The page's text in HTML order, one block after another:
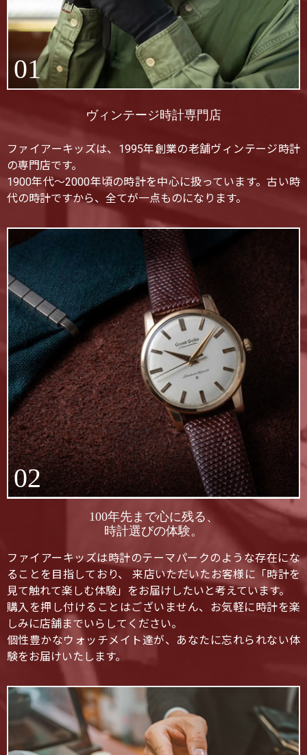
01
ヴィンテージ時計専門店
ファイアーキッズは、1995年創業の老舗ヴィンテージ時計
の専門店です。
1900年代〜2000年頃の時計を中心に扱っています。古い時
代の時計ですから、全てが一点ものになります。
02
100年先まで心に残る、
時計選びの体験。
ファイアーキッズは時計のテーマパークのような存在にな
ることを目指しており、 来店いただいたお客様に「時計を
見て触れて楽しむ体験」をお届けしたいと考えています。
購入を押し付けることはございません、お気軽に時計を楽
しみに店舗までいらしてください。
個性豊かなウォッチメイト達が、あなたに忘れられない体
験をお届けいたします。